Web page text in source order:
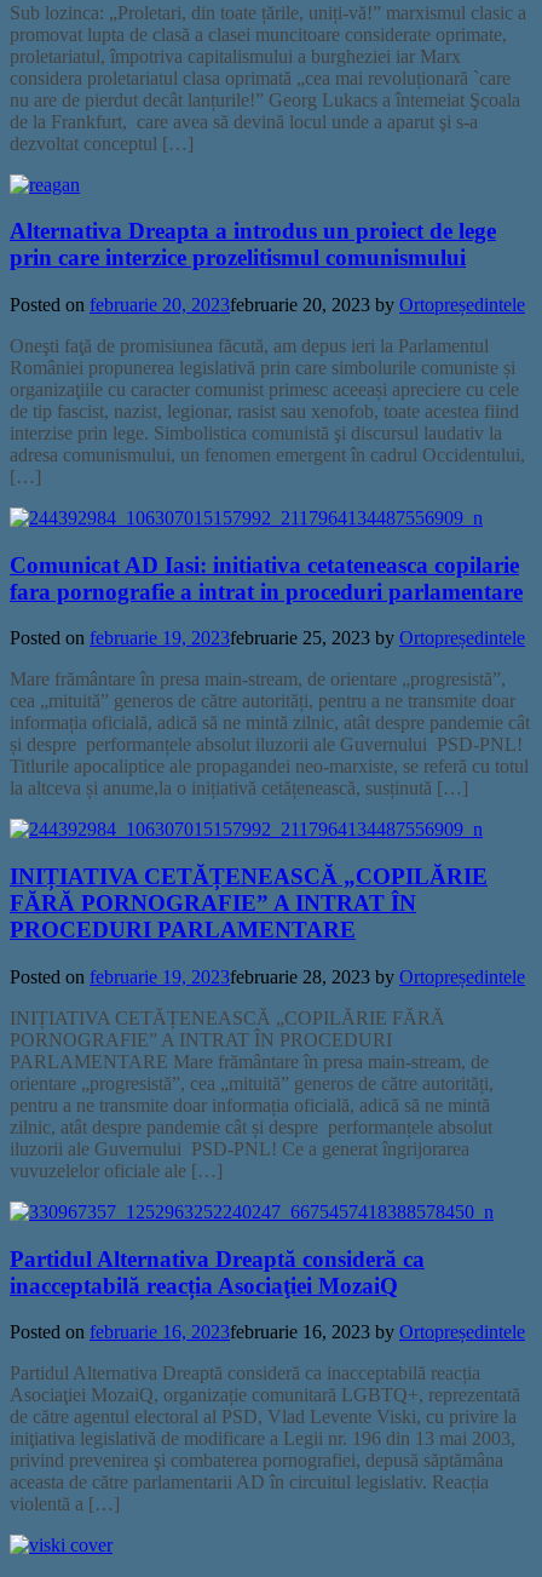
Sub lozinca: „Proletari, din toate țările, uniți-vă!” marxismul clasic a
promovat lupta de clasă a clasei muncitoare considerate oprimate,
proletariatul, împotriva capitalismului a burgheziei iar Marx
considera proletariatul clasa oprimată „cea mai revoluționară `care
nu are de pierdut decât lanțurile!” Georg Lukacs a întemeiat Şcoala
de la Frankfurt, care avea să devină locul unde a aparut şi s-a
dezvoltat conceptul […]
Alternativa Dreapta a introdus un proiect de lege
prin care interzice prozelitismul comunismului
Posted on februarie 20, 2023februarie 20, 2023 by Ortopreședintele
Oneşti faţă de promisiunea făcută, am depus ieri la Parlamentul
României propunerea legislativă prin care simbolurile comuniste și
organizaţiile cu caracter comunist primesc aceeași apreciere cu cele
de tip fascist, nazist, legionar, rasist sau xenofob, toate acestea fiind
interzise prin lege. Simbolistica comunistă şi discursul laudativ la
adresa comunismului, un fenomen emergent în cadrul Occidentului,
[…]
Comunicat AD Iasi: initiativa cetateneasca copilarie
fara pornografie a intrat in proceduri parlamentare
Posted on februarie 19, 2023februarie 25, 2023 by Ortopreședintele
Mare frământare în presa main-stream, de orientare „progresistă”,
cea „mituită” generos de către autorități, pentru a ne transmite doar
informația oficială, adică să ne mintă zilnic, atât despre pandemie cât
și despre performanțele absolut iluzorii ale Guvernului PSD-PNL!
Titlurile apocaliptice ale propagandei neo-marxiste, se referă cu totul
la altceva și anume,la o inițiativă cetățenească, susținută […]
INIȚIATIVA CETĂȚENEASCĂ „COPILĂRIE
FĂRĂ PORNOGRAFIE” A INTRAT ÎN
PROCEDURI PARLAMENTARE
Posted on februarie 19, 2023februarie 28, 2023 by Ortopreședintele
INIȚIATIVA CETĂȚENEASCĂ „COPILĂRIE FĂRĂ
PORNOGRAFIE” A INTRAT ÎN PROCEDURI
PARLAMENTARE Mare frământare în presa main-stream, de
orientare „progresistă”, cea „mituită” generos de către autorități,
pentru a ne transmite doar informația oficială, adică să ne mintă
zilnic, atât despre pandemie cât și despre performanțele absolut
iluzorii ale Guvernului PSD-PNL! Ce a generat îngrijorarea
vuvuzelelor oficiale ale […]
Partidul Alternativa Dreaptă consideră ca
inacceptabilă reacția Asociaţiei MozaiQ
Posted on februarie 16, 2023februarie 16, 2023 by Ortopreședintele
Partidul Alternativa Dreaptă consideră ca inacceptabilă reacția
Asociaţiei MozaiQ, organizație comunitară LGBTQ+, reprezentată
de către agentul electoral al PSD, Vlad Levente Viski, cu privire la
iniţiativa legislativă de modificare a Legii nr. 196 din 13 mai 2003,
privind prevenirea şi combaterea pornografiei, depusă săptămâna
aceasta de către parlamentarii AD în circuitul legislativ. Reacția
violentă a […]